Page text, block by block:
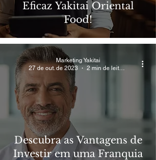
Eficaz Yakitai Oriental
Food!
Descubra as Vantagens de
Investir em uma Franquia
Marketing Yakitai
27 de out. de 2023
2 min de leitura